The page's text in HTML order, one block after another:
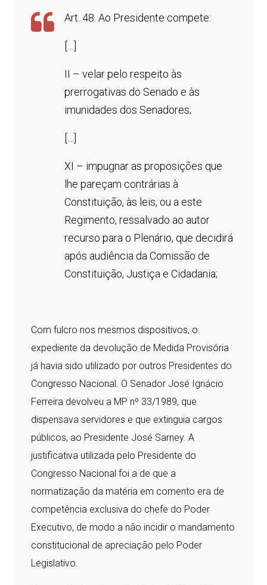
Art. 48. Ao Presidente compete:
[…]
II – velar pelo respeito às
prerrogativas do Senado e às
imunidades dos Senadores;
[…]
XI – impugnar as proposições que
lhe pareçam contrárias à
Constituição, às leis, ou a este
Regimento, ressalvado ao autor
recurso para o Plenário, que decidirá
após audiência da Comissão de
Constituição, Justiça e Cidadania;
Com fulcro nos mesmos dispositivos, o
expediente da devolução de Medida Provisória
já havia sido utilizado por outros Presidentes do
Congresso Nacional. O Senador José Ignácio
Ferreira devolveu a MP nº 33/1989, que
dispensava servidores e que extinguia cargos
públicos, ao Presidente José Sarney. A
justificativa utilizada pelo Presidente do
Congresso Nacional foi a de que a
normatização da matéria em comento era de
competência exclusiva do chefe do Poder
Executivo, de modo a não incidir o mandamento
constitucional de apreciação pelo Poder
Legislativo.